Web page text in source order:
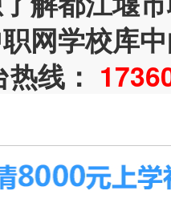
网学校库
线：